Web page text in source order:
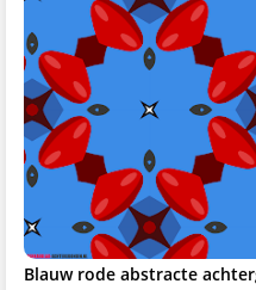
Blauw rode abstracte